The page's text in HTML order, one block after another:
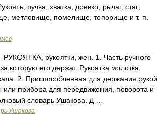
ручка, хватка, древко, рычаг, стяг;
метловище, помелище, топорище и т. п.
рукоятки, жен. 1. Часть ручного
которую его держат. Рукоятка молотка.
2. Приспособленная для держания рукой
прибора для передвижения, поворота и
словарь Ушакова. Д …
Ушакова